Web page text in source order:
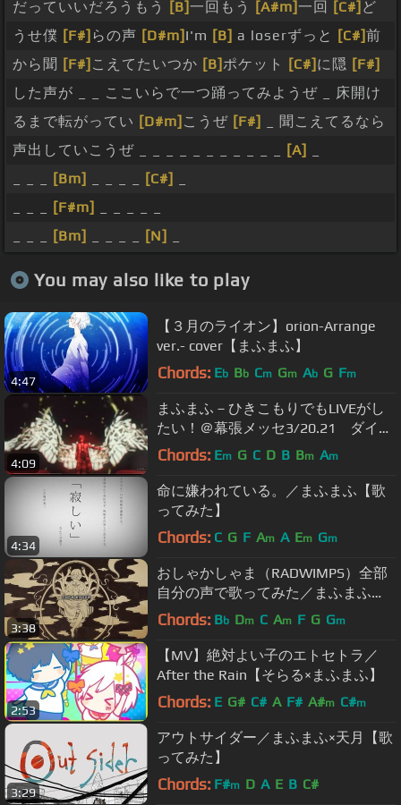
だっていいだろうもう [B]一回もう [A#m]一回 [C#] ど
うせ僕 [F#] らの声 [D#m] I'm [B] a loserずっと [C#]前
から聞 [F#] こえてたいつか [B] ポケット [C#] に隠 [F#]
した声が _ _ ここいらで一つ踊ってみようぜ _ 床開け
るまで転がってい [D#m] こうぜ [F#]
_ 聞こえてるなら
声出していこうぜ _ _ _ _ _ _ _ _ _ _ _
[A]
[Bm] [C#]
[F#m]
[Bm] [N]
You may also like to play
4:47
【３月のライオン】orion-Arrange
ver.- cover【まふまふ】
Chords: Eb Bb Cm Gm Ab G Fm
4:09
まふまふ－ひきこもりでもLIVEがし
たい！＠幕張メッセ3/20.21 ダイジ
ェスト映像
Chords: Em G C D B Bm Am
4:34
命に嫌われている。／まふまふ【歌
ってみた】
Chords: C G F Am A Em Gm
3:38
おしゃかしゃま（RADWIMPS）全部
自分の声で歌ってみた／まふまふ
（cover）
Chords: Bb Dm C Am F G Gm
2:53
【MV】絶対よい子のエトセトラ／
After the Rain【そらる×まふまふ】
Chords: E G# C# A F# A#m C#m
3:29
アウトサイダー／まふまふ×天月【歌
ってみた】
Chords: F#m D A E B C#